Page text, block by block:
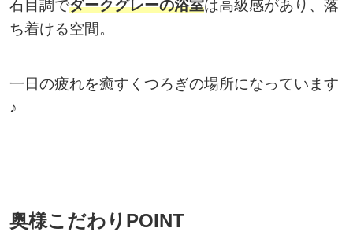
石目調でダークグレーの浴室は高級感があり、落
ち着ける空間。
一日の疲れを癒すくつろぎの場所になっています
♪
奥様こだわりPOINT